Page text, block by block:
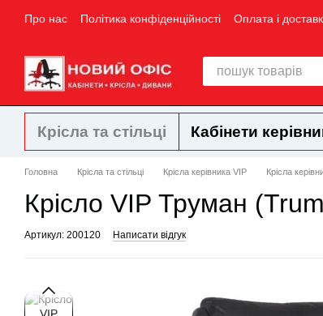
Перейти до основного контенту
Про нас Політика конфіденційності Оплата і
Крісла та стільці Кабінети
Головна Крісла та стільці Крісла керівника VIP Крісла
Крісло VIP Труман
Артикул: 200120 Написати відгук